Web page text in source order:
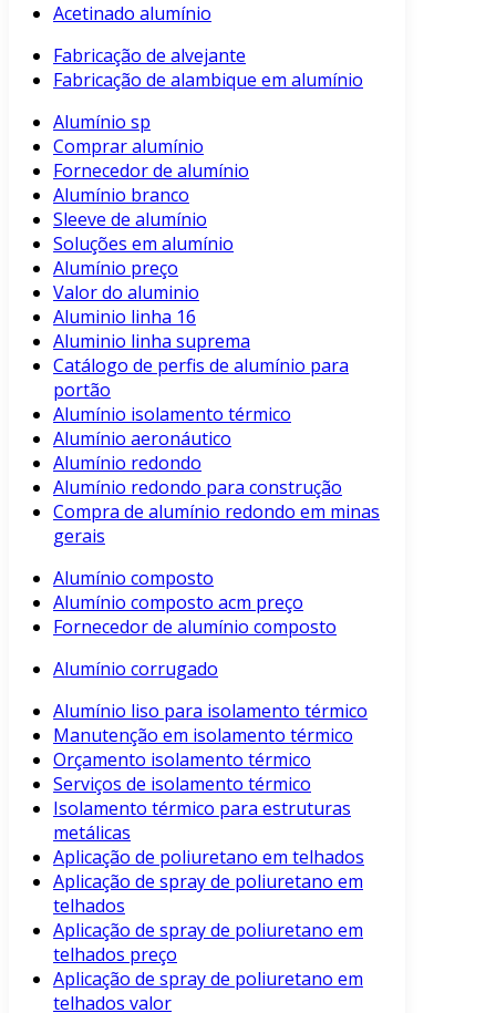
Acetinado alumínio
Fabricação de alvejante
Fabricação de alambique em alumínio
Alumínio sp
Comprar alumínio
Fornecedor de alumínio
Alumínio branco
Sleeve de alumínio
Soluções em alumínio
Alumínio preço
Valor do aluminio
Aluminio linha 16
Aluminio linha suprema
Catálogo de perfis de alumínio para
portão
Alumínio isolamento térmico
Alumínio aeronáutico
Alumínio redondo
Alumínio redondo para construção
Compra de alumínio redondo em minas
gerais
Alumínio composto
Alumínio composto acm preço
Fornecedor de alumínio composto
Alumínio corrugado
Alumínio liso para isolamento térmico
Manutenção em isolamento térmico
Orçamento isolamento térmico
Serviços de isolamento térmico
Isolamento térmico para estruturas
metálicas
Aplicação de poliuretano em telhados
Aplicação de spray de poliuretano em
telhados
Aplicação de spray de poliuretano em
telhados preço
Aplicação de spray de poliuretano em
telhados valor